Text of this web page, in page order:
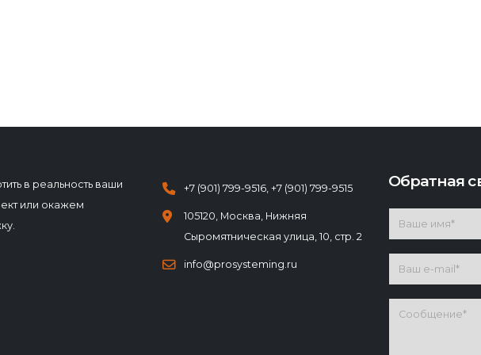
в реальность ваши
или окажем
+7 (901) 799-9516, +7 (901) 799-9515
105120, Москва, Нижняя
Сыромятническая улица, 10, стр. 2
info@prosysteming.ru
Обратная